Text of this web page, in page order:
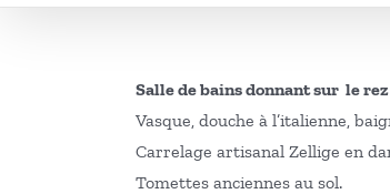
Salle de bains donnant sur le
Vasque, douche à l’italienne,
Carrelage artisanal Zellige en
Tomettes anciennes au sol.